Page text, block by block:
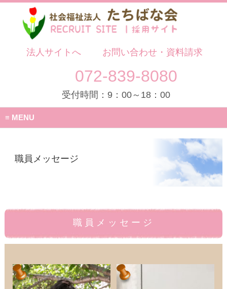
法人サイトへ お問い合わせ・資料請求
072-839-8080
受付時間：9：00～18：00
MENU
職員メッセージ
職員メッセージ